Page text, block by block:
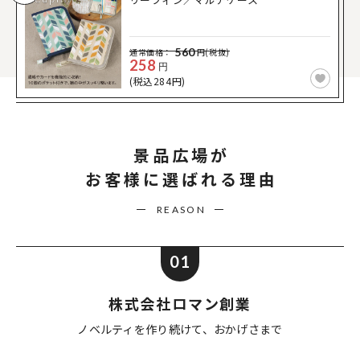
通常価格： 560円(税抜)
258 円
(税込284円)
景品広場が
お客様に選ばれる理由
REASON
01
株式会社ロマン創業
ノベルティを作り続けて、 おかげさまで